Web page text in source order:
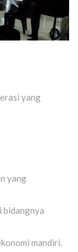
yang
yang
bidangnya
mandiri.